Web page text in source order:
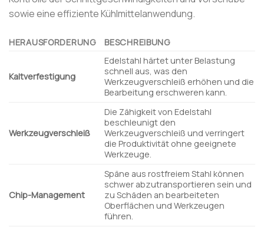
sowie eine effiziente Kühlmittelanwendung.
HERAUSFORDERUNG BESCHREIBUNG
Kaltverfestigung
Edelstahl härtet unter Belastung
schnell aus, was den
Werkzeugverschleiß erhöhen und die
Bearbeitung erschweren kann.
Werkzeugverschleiß
Die Zähigkeit von Edelstahl
beschleunigt den
Werkzeugverschleiß und verringert
die Produktivität ohne geeignete
Werkzeuge.
Chip-Management
Späne aus rostfreiem Stahl können
schwer abzutransportieren sein und
zu Schäden an bearbeiteten
Oberflächen und Werkzeugen
führen.